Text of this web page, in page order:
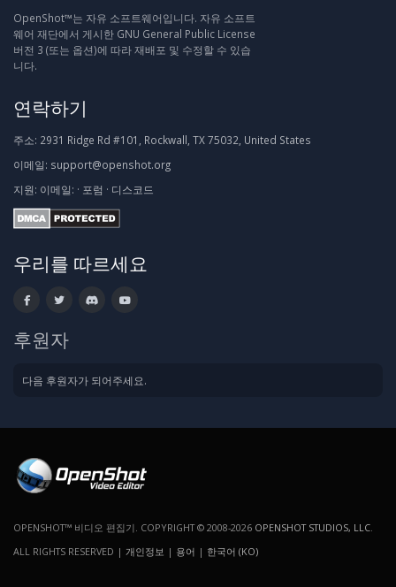
OpenShot™는 자유 소프트웨어입니다. 자유 소프트
웨어 재단에서 게시한 GNU General Public License
버전 3 (또는 옵션)에 따라 재배포 및 수정할 수 있습
니다.
연락하기
주소: 2931 Ridge Rd #101, Rockwall, TX 75032, United States
이메일: support@openshot.org
지원: 이메일: · 포럼 · 디스코드
우리를 따르세요
후원자
다음 후원자가 되어주세요.
OPENSHOT™ 비디오 편집기. COPYRIGHT © 2008-2026 OPENSHOT STUDIOS, LLC.
ALL RIGHTS RESERVED | 개인정보 | 용어 | 한국어 (KO)